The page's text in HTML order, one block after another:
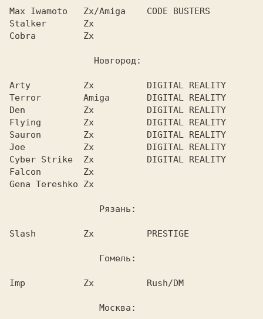
Max Iwamoto   Zx/Amiga    CODE BUSTERS
Stalker       Zx
Cobra         Zx
Arty          Zx          DIGITAL REALITY
Terror        Amiga       DIGITAL REALITY
Den           Zx          DIGITAL REALITY
Flying        Zx          DIGITAL REALITY
Sauron        Zx          DIGITAL REALITY
Joe           Zx          DIGITAL REALITY
Cyber Strike  Zx          DIGITAL REALITY
Falcon        Zx
Gena Tereshko Zx
Slash         Zx          PRESTIGE
Imp           Zx          Rush/DM